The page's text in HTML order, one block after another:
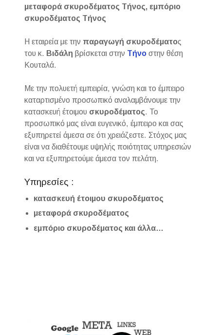
μεταφορά σκυροδέματος Τήνος, εμπόριο
σκυροδέματος Τήνος
Η εταιρεία με την παραγωγή σκυροδέματος
του κ. Βιδάλη βρίσκεται στην Τήνο στην θέση
Κουταλά.
Με την πολυετή εμπειρία, γνώση και το έμπειρο
καταρτισμένο προσωπικό αναλαμβάνουμε την
κατασκευή έτοιμου σκυροδέματος. Το
προσωπικό μας είναι ευγενικό, έμπειρο και σας
εξυπηρετεί άμεσα σε ότι χρειάζεστε. Στόχος μας
είναι να διαθέτουμε υψηλής ποιότητας υπηρεσιών
και να εξυπηρετούμε άμεσα τον πελάτη.
Υπηρεσίες :
κατασκευή έτοιμου σκυροδέματος
μεταφορά σκυροδέματος
εμπόριο σκυροδέματος και άλλα…